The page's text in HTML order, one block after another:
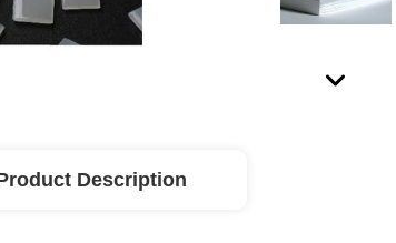
Description